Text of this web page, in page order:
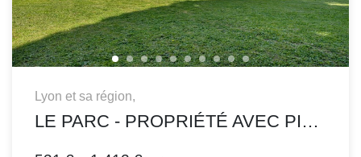
Lyon et sa région,
LE PARC - PROPRIÉTÉ AVEC PISCINE DANS UN PARC